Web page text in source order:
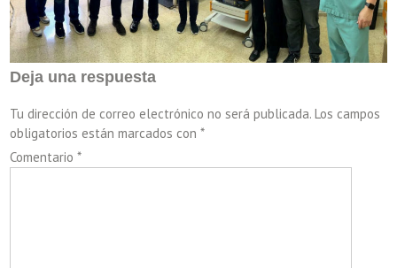
Deja una respuesta
Tu dirección de correo electrónico no será publicada. Los campos
obligatorios están marcados con*
Comentario*